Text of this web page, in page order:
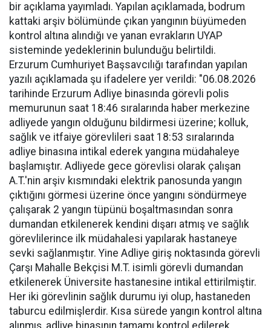
bir açıklama yayımladı. Yapılan açıklamada, bodrum
kattaki arşiv bölümünde çıkan yangının büyümeden
kontrol altına alındığı ve yanan evrakların UYAP
sisteminde yedeklerinin bulunduğu belirtildi.
Erzurum Cumhuriyet Başsavcılığı tarafından yapılan
yazılı açıklamada şu ifadelere yer verildi: "06.08.2026
tarihinde Erzurum Adliye binasında görevli polis
memurunun saat 18:46 sıralarında haber merkezine
adliyede yangın olduğunu bildirmesi üzerine; kolluk,
sağlık ve itfaiye görevlileri saat 18:53 sıralarında
adliye binasına intikal ederek yangına müdahaleye
başlamıştır. Adliyede gece görevlisi olarak çalışan
A.T.'nin arşiv kısmındaki elektrik panosunda yangın
çıktığını görmesi üzerine önce yangını söndürmeye
çalışarak 2 yangın tüpünü boşaltmasından sonra
dumandan etkilenerek kendini dışarı atmış ve sağlık
görevlilerince ilk müdahalesi yapılarak hastaneye
sevki sağlanmıştır. Yine Adliye giriş noktasında görevli
Çarşı Mahalle Bekçisi M.T. isimli görevli dumandan
etkilenerek Üniversite hastanesine intikal ettirilmiştir.
Her iki görevlinin sağlık durumu iyi olup, hastaneden
taburcu edilmişlerdir. Kısa sürede yangın kontrol altına
alınmış, adliye binasının tamamı kontrol edilerek